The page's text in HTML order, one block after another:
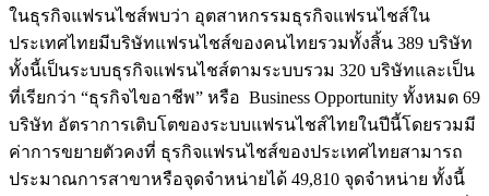
ในธุรกิจแฟรนไชส์พบว่า อุตสาหกรรมธุรกิจแฟรนไชส์ใน
ประเทศไทยมีบริษัทแฟรนไชส์ของคนไทยรวมทั้งสิ้น 389 บริษัท
ทั้งนี้เป็นระบบธุรกิจแฟรนไชส์ตามระบบรวม 320 บริษัทและเป็น
ที่เรียกว่า “ธุรกิจไขอาชีพ” หรือ Business Opportunity ทั้งหมด 69
บริษัท อัตราการเติบโตของระบบแฟรนไชส์ไทยในปีนี้โดยรวมมี
ค่าการขยายตัวคงที่ ธุรกิจแฟรนไชส์ของประเทศไทยสามารถ
ประมาณการสาขาหรือจุดจำหน่ายได้ 49,810 จุดจำหน่าย ทั้งนี้